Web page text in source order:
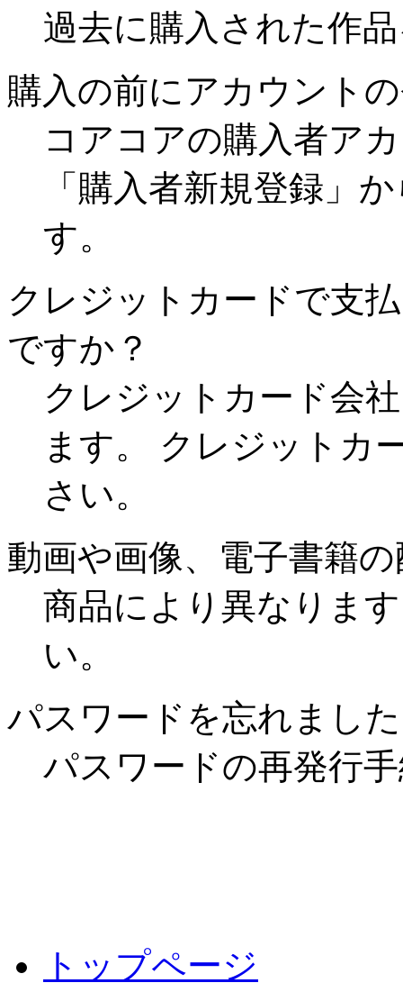
過去に購入された作
購入の前にアカウント
コアコアの購入者ア
「購入者新規登録」
す。
クレジットカードで支
ですか？
クレジットカード会
ます。 クレジットカ
さい。
動画や画像、電子書籍
商品により異なりま
い。
パスワードを忘れまし
パスワードの再発行
トップページ